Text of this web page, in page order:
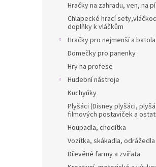
Hračky na zahradu, ven, na
Chlapecké hrací
doplňky k vláčkům
Hračky pro nejmenší a
Domečky pro panenky
Hry na profese
Hudební nástroje
Kuchyňky
Plyšáci (Disney plyšáci,
filmových postaviček a
Houpadla, chodítka
Vozítka, skákadla, odrážedla
Dřevěné farmy a zvířata